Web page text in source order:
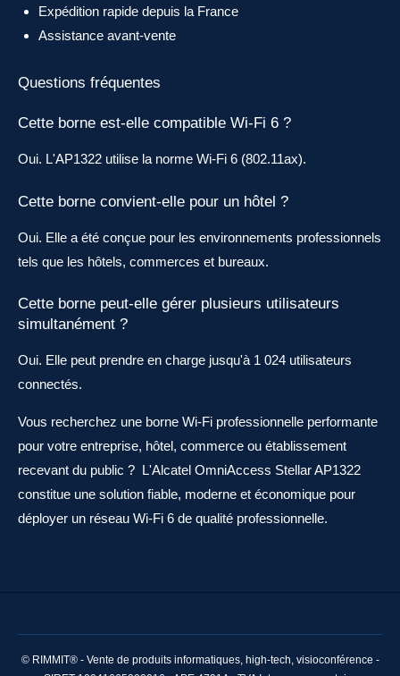
Expédition rapide depuis la France
Assistance avant-vente
Questions fréquentes
Cette borne est-elle compatible Wi-Fi 6 ?
Oui. L'AP1322 utilise la norme Wi-Fi 6 (802.11ax).
Cette borne convient-elle pour un hôtel ?
Oui. Elle a été conçue pour les environnements professionnels
tels que les hôtels, commerces et bureaux.
Cette borne peut-elle gérer plusieurs utilisateurs
simultanément ?
Oui. Elle peut prendre en charge jusqu'à 1 024 utilisateurs
connectés.
Vous recherchez une borne Wi-Fi professionnelle performante
pour votre entreprise, hôtel, commerce ou établissement
recevant du public ? L'Alcatel OmniAccess Stellar AP1322
constitue une solution fiable, moderne et économique pour
déployer un réseau Wi-Fi 6 de qualité professionnelle.
© RIMMIT® - Vente de produits informatiques, high-tech, visioconférence -